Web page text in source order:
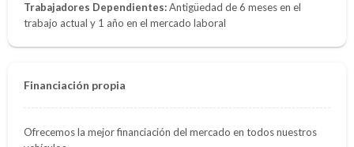
Trabajadores Dependientes:Antigüedad de 6 meses en el
trabajo actual y 1 año en el mercado laboral
Financiación propia
Ofrecemos la mejor financiación del mercado en todos nuestros